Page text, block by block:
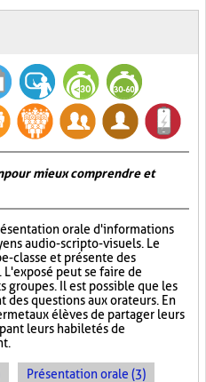
pour mieux comprendre et
orale d'informations
audio-scripto-visuels. Le
classe et présente des
peut se faire de
groupes. Il est possible que les
questions aux orateurs. En
aux élèves de partager leurs
leurs habiletés de
Présentation orale (3)